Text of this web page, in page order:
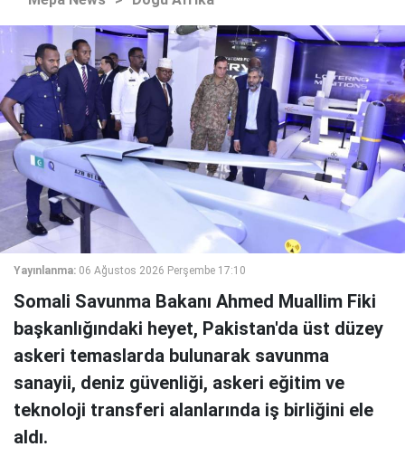
Yayınlanma: 06 Ağustos 2026 Perşembe 17:10
Somali Savunma Bakanı Ahmed Muallim Fiki
başkanlığındaki heyet, Pakistan'da üst düzey
askeri temaslarda bulunarak savunma
sanayii, deniz güvenliği, askeri eğitim ve
teknoloji transferi alanlarında iş birliğini ele
aldı.